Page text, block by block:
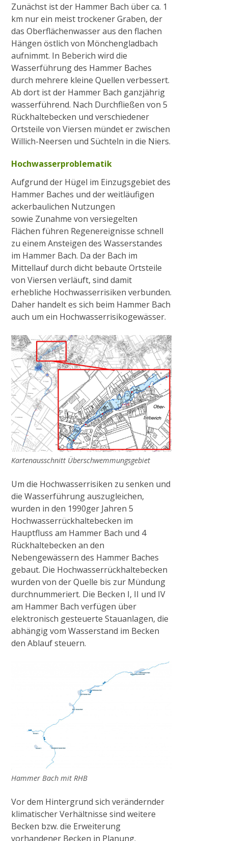
Zunächst ist der Hammer Bach über ca. 1
km nur ein meist trockener Graben, der
das Oberflächenwasser aus den flachen
Hängen östlich von Mönchengladbach
aufnimmt. In Beberich wird die
Wasserführung des Hammer Baches
durch mehrere kleine Quellen verbessert.
Ab dort ist der Hammer Bach ganzjährig
wasserführend. Nach Durchfließen von 5
Rückhaltebecken und verschiedener
Ortsteile von Viersen mündet er zwischen
Willich-Neersen und Süchteln in die Niers.
Hochwasserproblematik
Aufgrund der Hügel im Einzugsgebiet des
Hammer Baches und der weitläufigen
ackerbaulichen Nutzungen
sowie Zunahme von versiegelten
Flächen führen Regenereignisse schnell
zu einem Ansteigen des Wasserstandes
im Hammer Bach. Da der Bach im
Mittellauf durch dicht bebaute Ortsteile
von Viersen verläuft, sind damit
erhebliche Hochwasserrisiken verbunden.
Daher handelt es sich beim Hammer Bach
auch um ein Hochwasserrisikogewässer.
Kartenausschnitt Überschwemmungsgebiet
Um die Hochwasserrisiken zu senken und
die Wasserführung auszugleichen,
wurden in den 1990ger Jahren 5
Hochwasserrückhaltebecken im
Hauptfluss am Hammer Bach und 4
Rückhaltebecken an den
Nebengewässern des Hammer Baches
gebaut. Die Hochwasserrückhaltebecken
wurden von der Quelle bis zur Mündung
durchnummeriert. Die Becken I, II und IV
am Hammer Bach verfügen über
elektronisch gesteuerte Stauanlagen, die
abhängig vom Wasserstand im Becken
den Ablauf steuern.
Hammer Bach mit RHB
Vor dem Hintergrund sich verändernder
klimatischer Verhältnisse sind weitere
Becken bzw. die Erweiterung
vorhandener Becken in Planung.